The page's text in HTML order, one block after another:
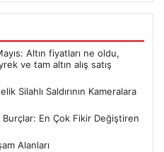
Altın fiyatları ne oldu,
ve tam altın alış satış
Silahlı Saldırının Kameralara
Burçlar: En Çok Fikir Değiştiren
Alanları